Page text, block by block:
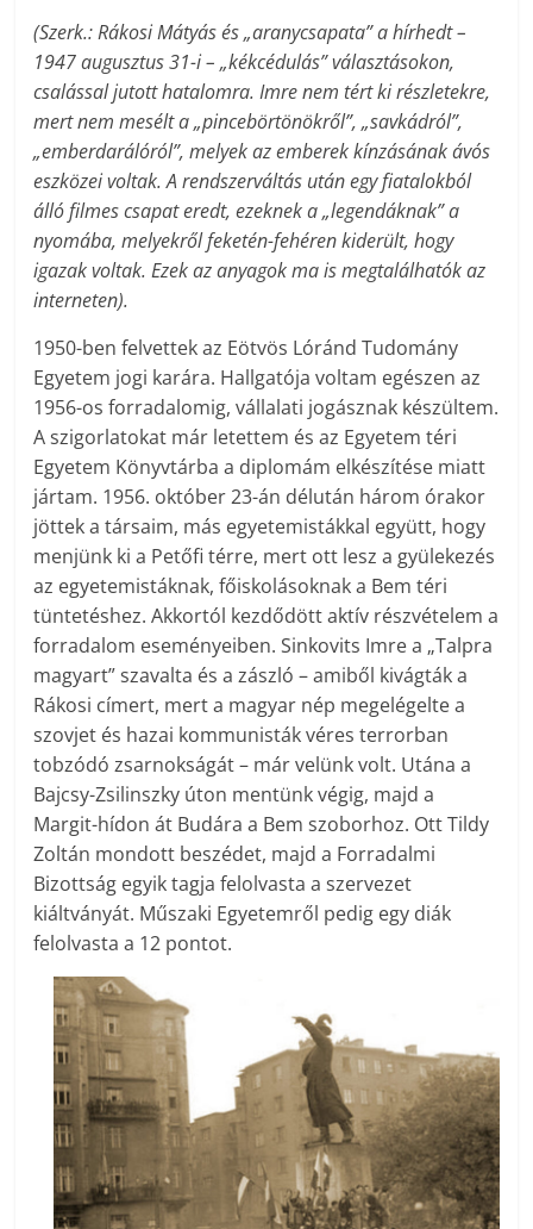
(Szerk.: Rákosi Mátyás és „aranycsapata” a hírhedt –
1947 augusztus 31-i – „kékcédulás” választásokon,
csalással jutott hatalomra. Imre nem tért ki részletekre,
mert nem mesélt a „pincebörtönökről”, „savkádról”,
„emberdarálóról”, melyek az emberek kínzásának ávós
eszközei voltak. A rendszerváltás után egy fiatalokból
álló filmes csapat eredt, ezeknek a „legendáknak” a
nyomába, melyekről feketén-fehéren kiderült, hogy
igazak voltak. Ezek az anyagok ma is megtalálhatók az
interneten).
1950-ben felvettek az Eötvös Lóránd Tudomány
Egyetem jogi karára. Hallgatója voltam egészen az
1956-os forradalomig, vállalati jogásznak készültem.
A szigorlatokat már letettem és az Egyetem téri
Egyetem Könyvtárba a diplomám elkészítése miatt
jártam. 1956. október 23-án délután három órakor
jöttek a társaim, más egyetemistákkal együtt, hogy
menjünk ki a Petőfi térre, mert ott lesz a gyülekezés
az egyetemistáknak, főiskolásoknak a Bem téri
tüntetéshez. Akkortól kezdődött aktív részvételem a
forradalom eseményeiben. Sinkovits Imre a „Talpra
magyart” szavalta és a zászló – amiből kivágták a
Rákosi címert, mert a magyar nép megelégelte a
szovjet és hazai kommunisták véres terrorban
tobzódó zsarnokságát – már velünk volt. Utána a
Bajcsy-Zsilinszky úton mentünk végig, majd a
Margit-hídon át Budára a Bem szoborhoz. Ott Tildy
Zoltán mondott beszédet, majd a Forradalmi
Bizottság egyik tagja felolvasta a szervezet
kiáltványát. Műszaki Egyetemről pedig egy diák
felolvasta a 12 pontot.